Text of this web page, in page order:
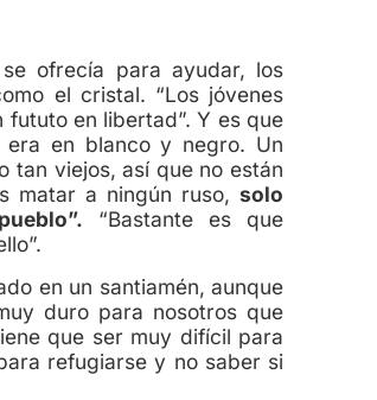
ofrecía para ayudar, los
el cristal. “Los jóvenes
en libertad”. Y es que
en blanco y negro. Un
tan viejos, así que no están
matar a ningún ruso, solo
“Bastante es que
en un santiamén, aunque
duro para nosotros que
que ser muy difícil para
refugiarse y no saber si